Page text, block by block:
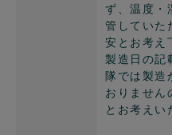
ず、温度・
管していた
安とお考え
製造日の記
隊では製造
おりません
とお考えい